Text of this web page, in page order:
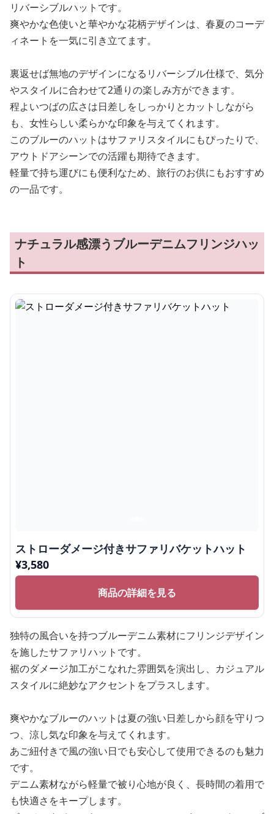
リバーシブルハットです。
爽やかな色使いと華やかな花柄デザインは、春夏のコーデ
ィネートを一気に引き立てます。
裏返せば無地のデザインになるリバーシブル仕様で、気分
やスタイルに合わせて2通りの楽しみ方ができます。
程よいつばの広さは日差しをしっかりとカットしながら
も、女性らしい柔らかな印象を与えてくれます。
このブルーのハットはサファリスタイルにもぴったりで、
アウトドアシーンでの活躍も期待できます。
軽量で持ち運びにも便利なため、旅行のお供にもおすすめ
の一品です。
ナチュラル感漂うブルーデニムフリンジハッ
ト
ストローダメージ付きサファリバケットハット
¥3,580
商品の詳細を見る
独特の風合いを持つブルーデニム素材にフリンジデザイン
を施したサファリハットです。
裾のダメージ加工がこなれた雰囲気を演出し、カジュアル
スタイルに絶妙なアクセントをプラスします。
爽やかなブルーのハットは夏の強い日差しから顔を守りつ
つ、涼し気な印象を与えてくれます。
あご紐付きで風の強い日でも安心して使用できるのも魅力
です。
デニム素材ながら軽量で被り心地が良く、長時間の着用で
も快適さをキープします。